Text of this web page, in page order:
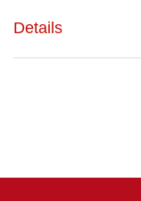
Details